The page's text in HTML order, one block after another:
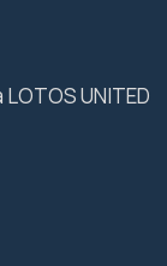
UNITED